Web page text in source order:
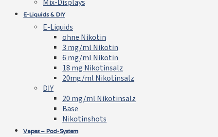
Mix-Displays
E-Liquids & DIY
E-Liquids
ohne Nikotin
3 mg/ml Nikotin
6 mg/ml Nikotin
18 mg Nikotinsalz
20mg/ml Nikotinsalz
DIY
20 mg/ml Nikotinsalz
Base
Nikotinshots
Vapes – Pod-System